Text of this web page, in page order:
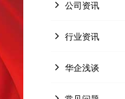
公司资讯
行业资讯
华企浅谈